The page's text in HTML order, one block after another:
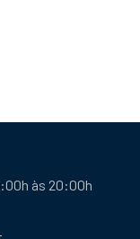
às 20:00h